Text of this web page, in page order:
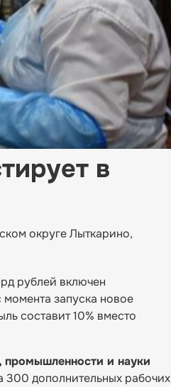
в
округе Лыткарино,
рублей включен
момента запуска новое
составит 10% вместо
промышленности и науки
300 дополнительных рабочих